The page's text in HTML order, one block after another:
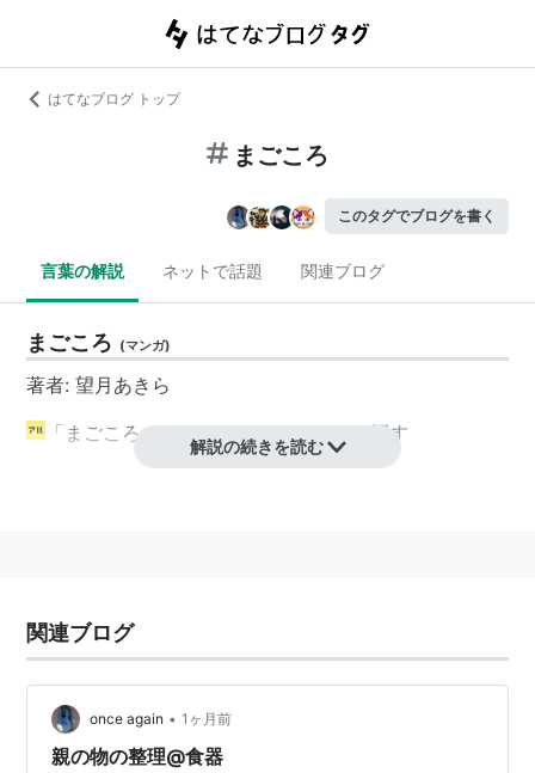
はてなブログ トップ
まごころ
このタグでブログを書く
言葉の解説 ネットで話題 関連ブログ
まごころ (マンガ)
著者: 望月あきら
「まごころ」のマンガのコマをアルで探す
解説の続きを読む
関連ブログ
once again • 1ヶ月前
親の物の整理@食器